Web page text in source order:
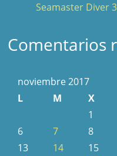
Seamaster Diver
Comentarios
noviembre 2017
L
M X
1
6
7 8
13
14 15